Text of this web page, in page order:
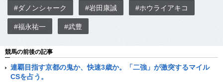
#ダノンシャーク #岩田康誠 #ホウライアキコ
#福永祐一 #武豊
競馬の前後の記事
連覇目指す京都の鬼か、快速3歳か。「二強」が激突するマイル
CSを占う。